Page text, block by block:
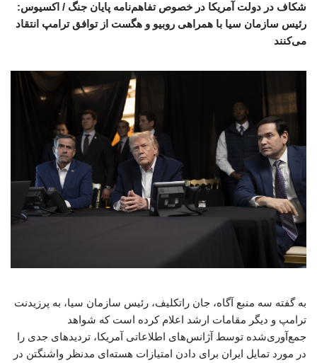
شکاف در دولت آمریکا در خصوص تفاهم‌نامه پایان جنگ / اکسیوس:
رئیس سازمان سیا با همراهی روبیو و هگست از توافق ترامپ انتقاد
می‌کنند
به گفته سه منبع آگاه، جان راتکلیف، رئیس سازمان سیا، به پرزیدنت
ترامپ و دیگر مقامات ارشد اعلام کرده است که شواهد
جمع‌آوری‌شده توسط آژانس‌های اطلاعاتی آمریکا، تردیدهای جدی را
در مورد تمایل ایران برای دادن امتیازات هسته‌ای مدنظر واشنگتن در